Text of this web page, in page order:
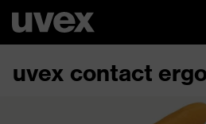
uvex contact